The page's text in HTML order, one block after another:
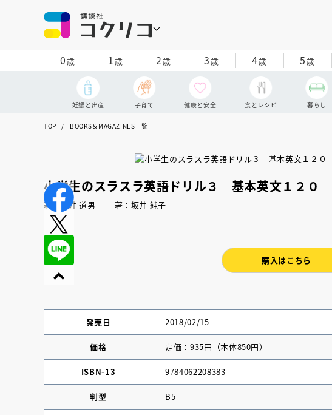
0歳 1歳 2歳 3歳 4歳 5歳
妊娠と出産 子育て 健康と安全 食とレシピ 暮らし
TOP BOOKS＆MAGAZINES一覧
小学生のスラスラ英語ドリル３ 基本英文１２０
著：松井 道男 著：坂井 純子
購入はこちら
発売日 2018/02/15
価格 定価：935円（本体850円）
ISBN-13 9784062208383
判型 B5